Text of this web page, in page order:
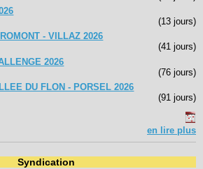
(13 jours)
- VILLAZ 2026
(41 jours)
2026
(76 jours)
DU FLON - PORSEL 2026
(91 jours)
en lire plus
Syndication